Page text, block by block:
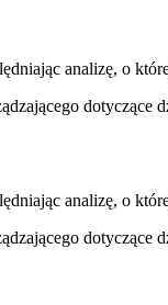
analizę, o
dotyczące
analizę, o
dotyczące